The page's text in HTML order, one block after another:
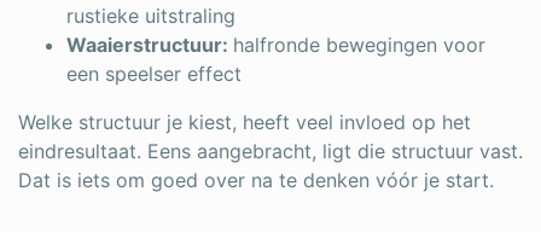
rustieke uitstraling
Waaierstructuur: halfronde bewegingen voor
een speelser effect
Welke structuur je kiest, heeft veel invloed op het
eindresultaat. Eens aangebracht, ligt die structuur vast.
Dat is iets om goed over na te denken vóór je start.